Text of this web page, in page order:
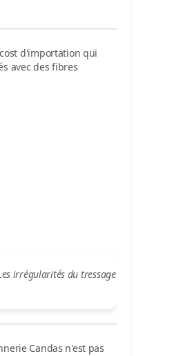
d'importation qui
avec des fibres
irrégularités du tressage
Candas n'est pas